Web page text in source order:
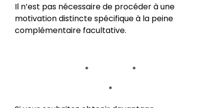
Il n’est pas nécessaire de procéder à une
motivation distincte spécifique à la peine
complémentaire facultative.
* *
*